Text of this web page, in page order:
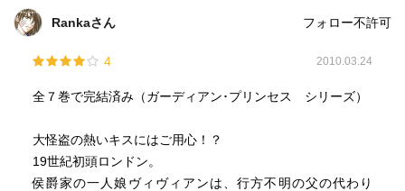
Rankaさん フォロー不許可
4 2010.03.24
全７巻で完結済み（ガーディアン･プリンセス シリーズ）
大怪盗の熱いキスにはご用心！？
19世紀初頭ロンドン。
侯爵家の一人娘ヴィヴィアンは、行方不明の父の代わり